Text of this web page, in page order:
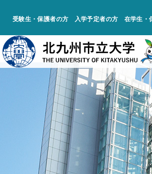
受験生・保護者の方 入学予定者の方 在学生・